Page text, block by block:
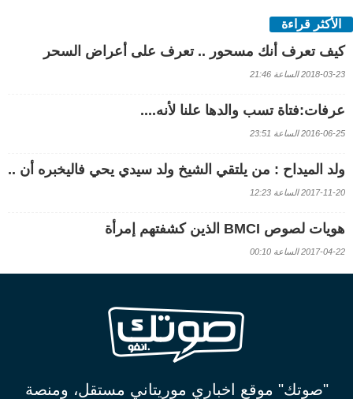
الأكثر قراءة
كيف تعرف أنك مسحور .. تعرف على أعراض السحر
2018-03-23 الساعة 21:46
عرفات:فتاة تسب والدها علنا لأنه....
2016-06-25 الساعة 23:51
ولد الميداح : من يلتقي الشيخ ولد سيدي يحي فاليخبره أن ..
2017-11-20 الساعة 12:23
هويات لصوص BMCI الذين كشفتهم إمرأة
2017-04-22 الساعة 00:10
"صوتك" موقع اخباري موريتاني مستقل، ومنصة